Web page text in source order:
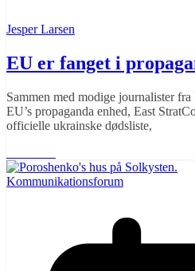
Jesper Larsen
EU er fanget i
Sammen med modige journalister
EU’s propaganda enhed, East
officielle ukrainske dødsliste,
Kommunikationsforum